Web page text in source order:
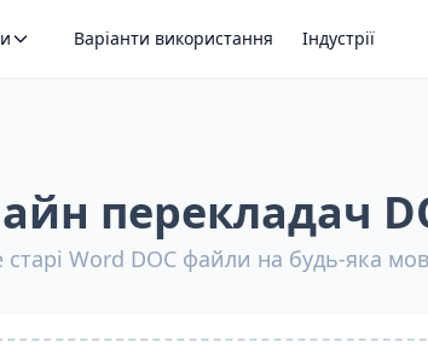
Варіанти використання Індустрії
перекладач
старі Word DOC файли на будь-яка